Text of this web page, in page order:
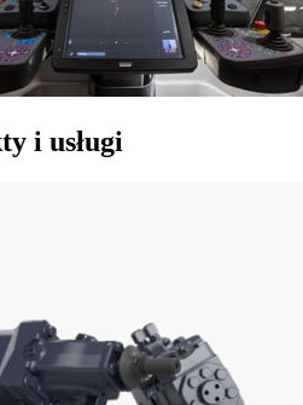
i usługi